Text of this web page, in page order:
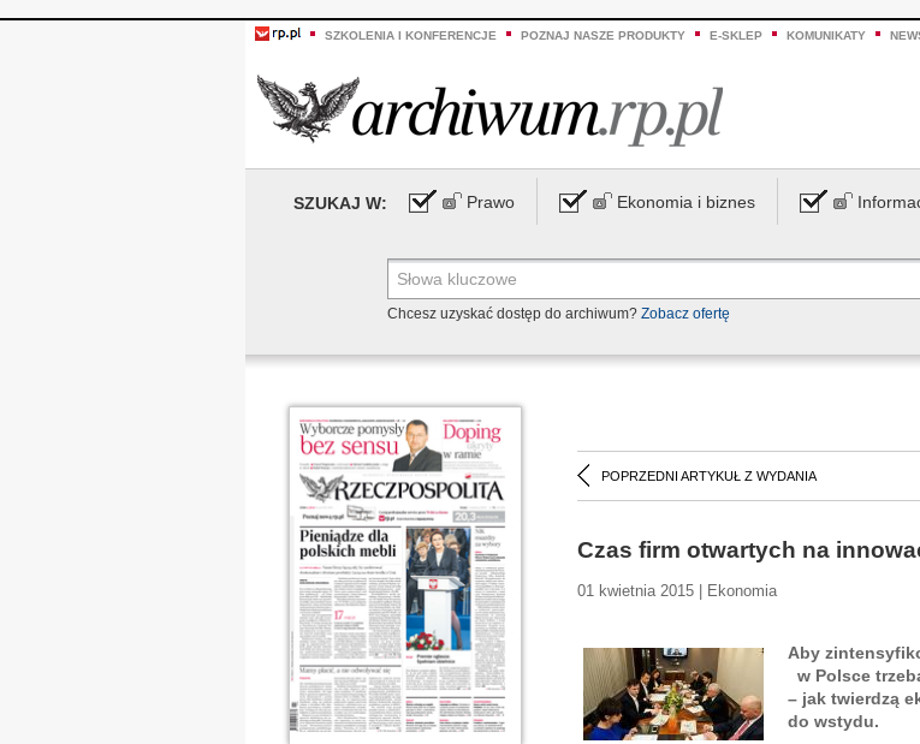
SZKOLENIA I KONFERENCJE POZNAJ NASZE PRODUKTY E-SKLEP KOMUNIKATY
SZUKAJ W: Prawo Ekonomia i biznes
Chcesz uzyskać dostęp do archiwum? Zobacz ofertę
POPRZEDNI ARTYKUŁ Z WYDANIA
Czas firm otwartych na
01 kwietnia 2015 | Ekonomia
Aby
w Polsce
– jak twierdzą
do wstydu.